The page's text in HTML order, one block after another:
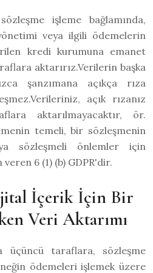
işleme bağlamında,
veya ilgili ödemelerin
kredi kurumuna emanet
aktarırız.Verilerin başka
şanzımana açıkça rıza
açık rızanız
aktarılmayacaktır, ör.
temeli, bir sözleşmenin
sözleşmeli önlemler için
6 (1) (b) GDPR'dir.
İçerik İçin Bir
Veri Aktarımı
üçüncü taraflara, sözleşme
ödemeleri işlemek üzere